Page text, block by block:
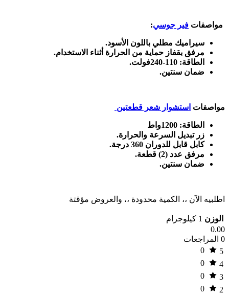
مواصفات فير جوسي:
سيراميك مطلي باللون الأسود.
مرفق بقفاز حماية من الحرارة أثناء الاستخدام.
الطاقة: 110-240فولت.
ضمان سنتين.
مواصفات استشوار شعر قطعتين
الطاقة: 1200واط
زر تبديل السرعة والحرارة.
كابل قابل للدوران 360 درجة.
مرفق عدد (2) قطعة.
ضمان سنتين.
اطلبيه الآن ،، الكمية محدودة ،، والعروض مؤقتة
الوزن 1 كيلوجرام
0.00
0 المراجعات
5
0
4
0
3
0
2
0